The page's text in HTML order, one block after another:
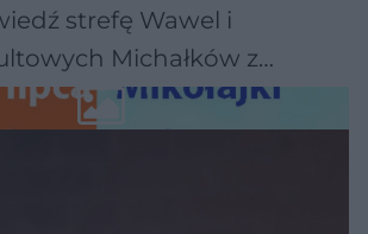
strefę Wawel i
Michałków z